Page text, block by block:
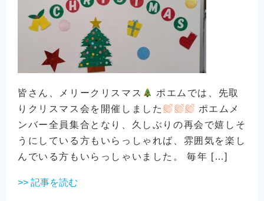
皆さん、メリークリスマス
ポエムでは、先取
りクリスマス会を開催しました
ポエムメ
ンバー全員集合となり、久しぶりの再会で嬉しそ
うにしている方もいらっしゃれば、雰囲気を楽し
んでいる方もいらっしゃいました。 毎年 […]
>> 記事を読む